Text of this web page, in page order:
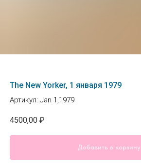
The New Yorker, 1 января 1979
Артикул: Jan 1,1979
4500,00 ₽
Добавить в корзину